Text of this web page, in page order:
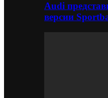
Audi
версии